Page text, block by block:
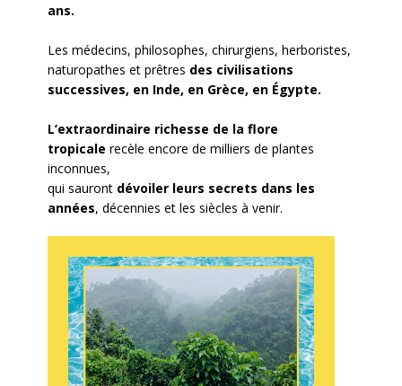
ans.
Les médecins, philosophes, chirurgiens, herboristes,
naturopathes et prêtres des civilisations
successives, en Inde, en Grèce, en Égypte.
L’extraordinaire richesse de la flore
tropicale recèle encore de milliers de plantes
inconnues,
qui saurontdévoiler leurs secrets dans les
années, décennies et les siècles à venir.